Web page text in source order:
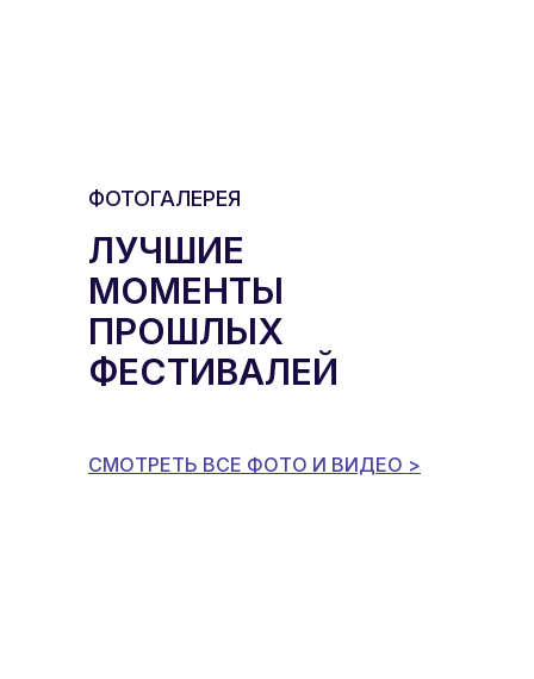
ЛУЧШИЕ
МОМЕНТЫ
ПРОШЛЫХ
ФЕСТИВАЛЕЙ
ФОТОГАЛЕРЕЯ
СМОТРЕТЬ ВСЕ ФОТО И ВИДЕО >